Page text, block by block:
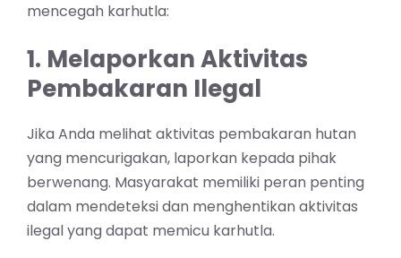
mencegah karhutla:
1. Melaporkan Aktivitas
Pembakaran Ilegal
Jika Anda melihat aktivitas pembakaran hutan
yang mencurigakan, laporkan kepada pihak
berwenang. Masyarakat memiliki peran penting
dalam mendeteksi dan menghentikan aktivitas
ilegal yang dapat memicu karhutla.